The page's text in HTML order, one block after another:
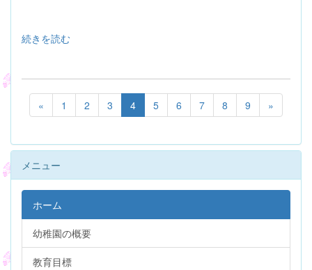
続きを読む
« 1 2 3 4 5 6 7 8 9 »
メニュー
ホーム
幼稚園の概要
教育目標